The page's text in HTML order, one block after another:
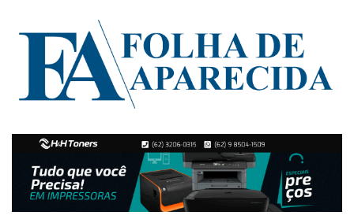
Folha de
Aparecida
Notícias
de
Aparecida
de
Goiânia